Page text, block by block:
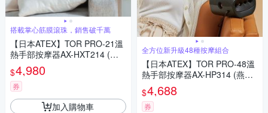
搭載掌心筋膜滾珠，銷售破千萬
【日本ATEX】TOR PRO-21溫
熱手部按摩器AX-HXT214 (硯
墨灰)
$4,980
券
加入購物車
全方位新升級48種按摩組合
【日本ATEX】TOR PRO-48溫
熱手部按摩器AX-HP314 (燕麥
奶/硯墨灰)
$4,688
券